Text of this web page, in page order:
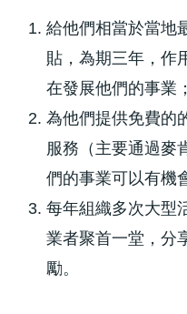
給他們相當於當地
貼，為期三年，作
在發展他們的事業；
為他們提供免費的
服務（主要通過麥
們的事業可以有機
每年組織多次大型
業者聚首一堂，分
勵。